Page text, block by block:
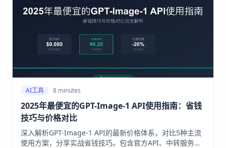
AI工具 8 minutes
2025年最便宜的GPT-Image-1 API使用指南：省钱
技巧与价格对比
深入解析GPT-Image-1 API的最新价格体系，对比5种主流
使用方案，分享实战省钱技巧。包含官方API、中转服务、